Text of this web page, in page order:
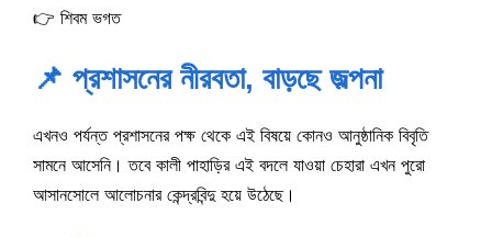
👉 শিবম ভগত
📌 প্রশাসনের নীরবতা, বাড়ছে জল্পনা
এখনও পর্যন্ত প্রশাসনের পক্ষ থেকে এই বিষয়ে কোনও আনুষ্ঠানিক বিবৃতি
সামনে আসেনি। তবে কালী পাহাড়ির এই বদলে যাওয়া চেহারা এখন পুরো
আসানসোলে আলোচনার কেন্দ্রবিন্দু হয়ে উঠেছে।